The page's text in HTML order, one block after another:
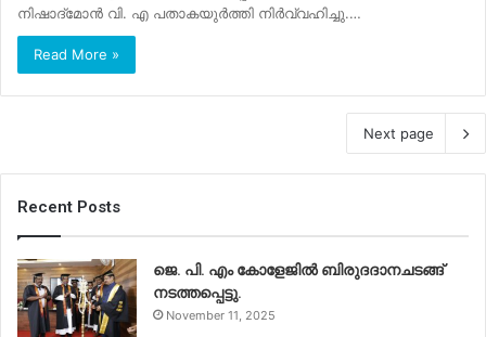
നിഷാദ്മോൻ വി. എ പതാകയുർത്തി നിർവ്വഹിച്ചു.…
Read More »
Next page
Recent Posts
ജെ. പി. എം കോളേജിൽ ബിരുദദാനചടങ്ങ്
നടത്തപ്പെട്ടു.
November 11, 2025